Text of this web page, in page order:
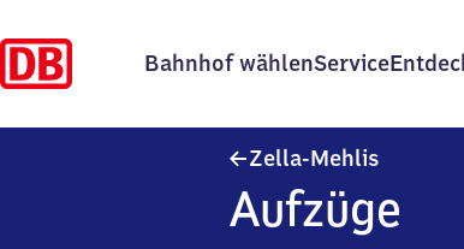
Bahnhof wählenService
Zella-Mehlis
Aufzüge